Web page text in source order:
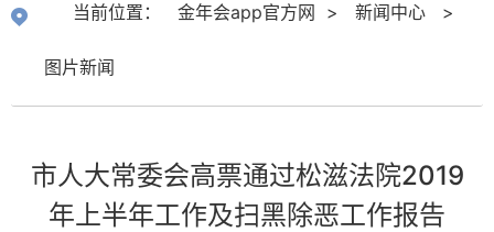
方网
当前位置： 金年会app官方网 > 新闻中心 >
图片新闻
市人大常委会高票通过松滋法院2019
年上半年工作及扫黑除恶工作报告